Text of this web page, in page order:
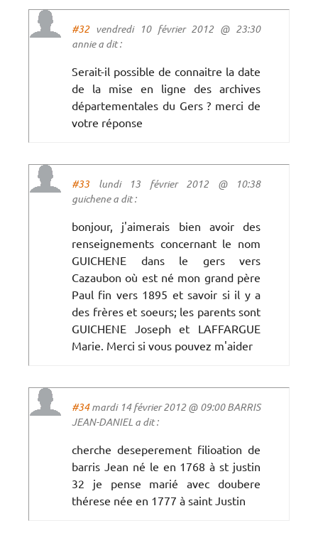
#32vendredi 10 février 2012 @ 23:30
annie a dit :
Serait-il possible de connaitre la date
de la mise en ligne des archives
départementales du Gers ? merci de
votre réponse
#33 lundi 13 février 2012 @ 10:38
guichene a dit :
bonjour, j'aimerais bien avoir des
renseignements concernant le nom
GUICHENE dans le gers vers
Cazaubon où est né mon grand père
Paul fin vers 1895 et savoir si il y a
des frères et soeurs; les parents sont
GUICHENE Joseph et LAFFARGUE
Marie. Merci si vous pouvez m'aider
#34mardi 14 février 2012 @ 09:00 BARRIS
JEAN-DANIEL a dit :
cherche deseperement filioation de
barris Jean né le en 1768 à st justin
32 je pense marié avec doubere
thérese née en 1777 à saint Justin